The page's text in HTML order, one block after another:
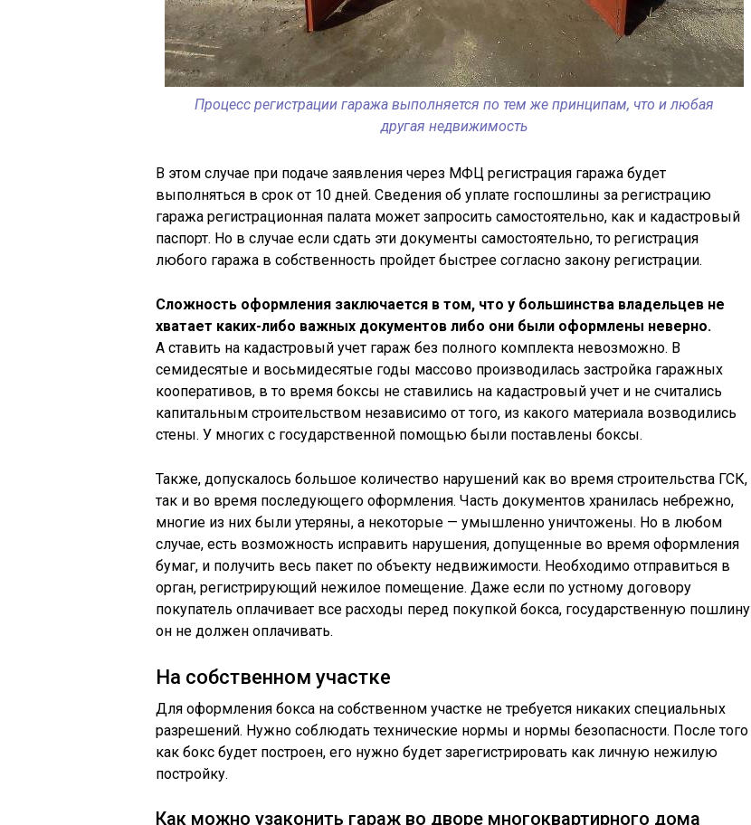
Процесс регистрации гаража выполняется по тем же принципам, что и любая
другая недвижимость
В этом случае при подаче заявления через МФЦ регистрация гаража будет
выполняться в срок от 10 дней. Сведения об уплате госпошлины за регистрацию
гаража регистрационная палата может запросить самостоятельно, как и кадастровый
паспорт. Но в случае если сдать эти документы самостоятельно, то регистрация
любого гаража в собственность пройдет быстрее согласно закону регистрации.
Сложность оформления заключается в том, что у большинства владельцев не
хватает каких-либо важных документов либо они были оформлены неверно.
А ставить на кадастровый учет гараж без полного комплекта невозможно. В
семидесятые и восьмидесятые годы массово производилась застройка гаражных
кооперативов, в то время боксы не ставились на кадастровый учет и не считались
капитальным строительством независимо от того, из какого материала возводились
стены. У многих с государственной помощью были поставлены боксы.
Также, допускалось большое количество нарушений как во время строительства ГСК,
так и во время последующего оформления. Часть документов хранилась небрежно,
многие из них были утеряны, а некоторые — умышленно уничтожены. Но в любом
случае, есть возможность исправить нарушения, допущенные во время оформления
бумаг, и получить весь пакет по объекту недвижимости. Необходимо отправиться в
орган, регистрирующий нежилое помещение. Даже если по устному договору
покупатель оплачивает все расходы перед покупкой бокса, государственную пошлину
он не должен оплачивать.
На собственном участке
Для оформления бокса на собственном участке не требуется никаких специальных
разрешений. Нужно соблюдать технические нормы и нормы безопасности. После того
как бокс будет построен, его нужно будет зарегистрировать как личную нежилую
постройку.
Как можно узаконить гараж во дворе многоквартирного дома